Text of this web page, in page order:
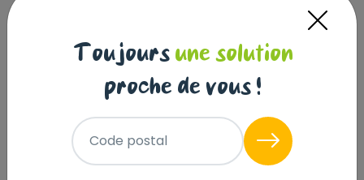
Mercies cœurs, 100g
BUBI SNACK Réf : 4250078906834
Toujours une solution
proche de vous !
Code postal